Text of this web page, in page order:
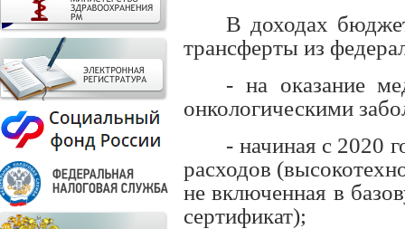
В доходах
трансферты из
- на оказание
онкологическими
- начиная с 2020
расходов
не включенная в
сертификат);